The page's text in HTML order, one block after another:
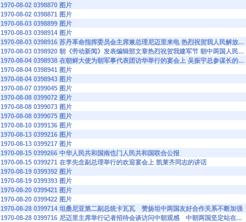
1970-08-02 0398870 图片
1970-08-02 0398871 图片
1970-08-03 0398899 图片
1970-08-03 0398914 图片
1970-08-03 0398916 苏丹革命指挥委员会主席兼总理尼迈里来电 热烈祝贺我人民解放...
1970-08-03 0398920 朝《劳动新闻》发表编辑部文章热烈祝贺我建军节 朝中两国人民...
1970-08-04 0398938 在朝鲜大使为朝军事代表团访华举行的宴会上 吴振宇总参谋长的...
1970-08-04 0398941 图片
1970-08-04 0398943 图片
1970-08-07 0399045 图片
1970-08-08 0399072 图片
1970-08-08 0399073 图片
1970-08-08 0399075 图片
1970-08-10 0399136 图片
1970-08-13 0399216 图片
1970-08-13 0399217 图片
1970-08-15 0399266 中华人民共和国南也门人民共和国联合公报
1970-08-15 0399271 在李先念副总理举行的欢迎宴会上 凯莱齐同志的讲话
1970-08-19 0399392 图片
1970-08-19 0399393 图片
1970-08-20 0399421 图片
1970-08-20 0399422 图片
1970-08-28 0399714 坦桑尼亚第二副总统卡瓦瓦 赞扬坦中两国友好合作关系不断加强
1970-08-28 0399716 尼迈里主席举行记者招待会谈访问中朝观感 中朝两国坚定站在...